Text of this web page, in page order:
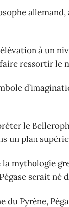
allemand,
à un
ressortir le
le
un plan
la mythologie
serait né
du Pyrène,